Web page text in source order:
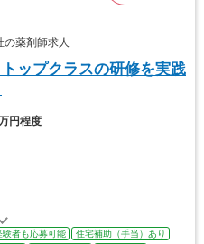
薬剤師求人
ップクラスの研修を実践
円程度
験者も応募可能
住宅補助（手当）あり